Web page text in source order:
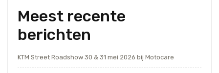
Meest recente
berichten
KTM Street Roadshow 30 & 31 mei 2026 bij Motocare